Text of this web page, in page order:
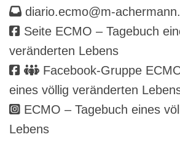
diario.ecmo@m-
Seite ECMO – Tagebuch
veränderten Lebens
Facebook-Gruppe
eines völlig veränderten
ECMO – Tagebuch eines
Lebens